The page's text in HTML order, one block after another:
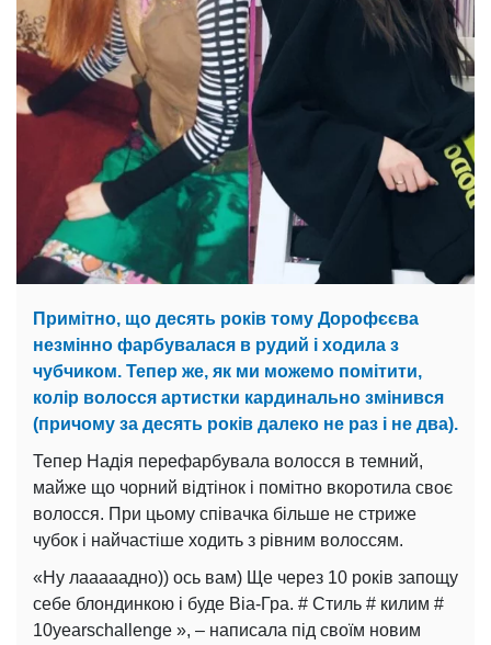
Примітно, що десять років тому Дорофєєва
незмінно фарбувалася в рудий і ходила з
чубчиком. Тепер же, як ми можемо помітити,
колір волосся артистки кардинально змінився
(причому за десять років далеко не раз і не два).
Тепер Надія перефарбувала волосся в темний,
майже що чорний відтінок і помітно вкоротила своє
волосся. При цьому співачка більше не стриже
чубок і найчастіше ходить з рівним волоссям.
«Ну лааааадно)) ось вам) Ще через 10 років запощу
себе блондинкою і буде Віа-Гра. # Стиль # килим #
10yearschallenge », – написала під своїм новим